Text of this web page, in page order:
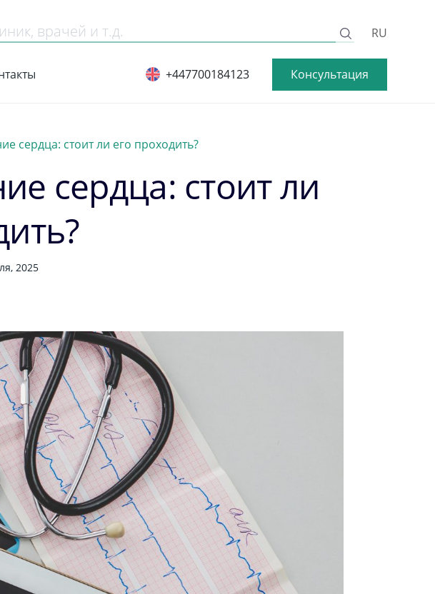
RU
+447700184123 Консультация
сердца: стоит ли его проходить?
сердца: стоит ли
2025